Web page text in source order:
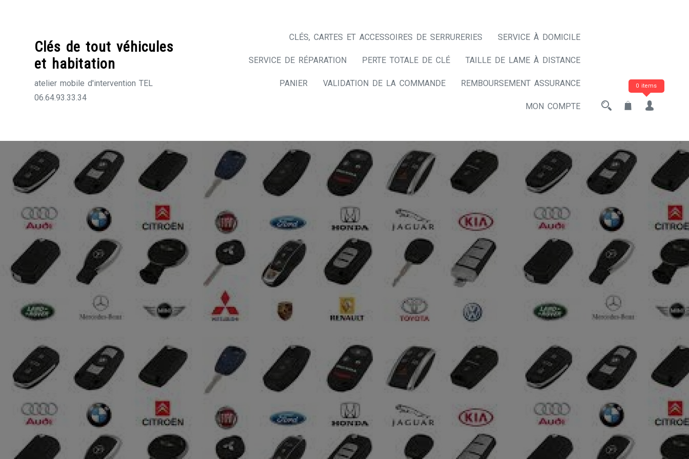
Clés de tout véhicules
et habitation
atelier mobile d'intervention TEL
06.64.93.33.34
CLÉS, CARTES ET ACCESSOIRES DE SERRURERIES SERVICE À DOMICILE
SERVICE DE RÉPARATION PERTE TOTALE DE CLÉ TAILLE DE LAME À DISTANCE
PANIER VALIDATION DE LA COMMANDE REMBOURSEMENT ASSURANCE
MON COMPTE
0 items